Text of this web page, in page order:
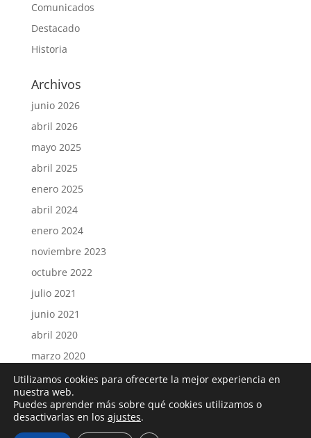
Comunicados
Destacado
Historia
Archivos
junio 2026
abril 2026
mayo 2025
abril 2025
enero 2025
abril 2024
enero 2024
noviembre 2023
octubre 2022
julio 2021
junio 2021
abril 2020
marzo 2020
septiembre 2019
Utilizamos cookies para ofrecerte la mejor experiencia en
nuestra web.
Puedes aprender más sobre qué cookies utilizamos o
desactivarlas en los ajustes.